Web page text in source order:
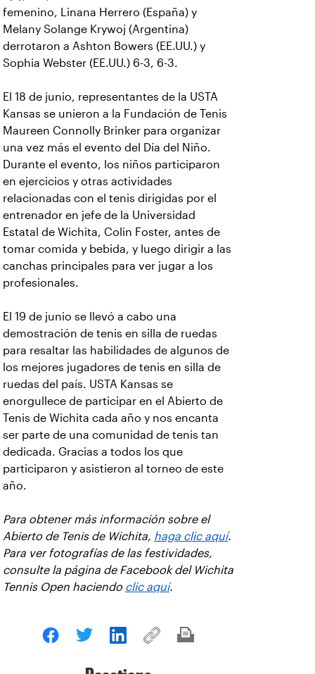
femenino, Linana Herrero (España) y
Melany Solange Krywoj (Argentina)
derrotaron a Ashton Bowers (EE.UU.) y
Sophia Webster (EE.UU.) 6-3, 6-3.
El 18 de junio, representantes de la USTA
Kansas se unieron a la Fundación de Tenis
Maureen Connolly Brinker para organizar
una vez más el evento del Día del Niño.
Durante el evento, los niños participaron
en ejercicios y otras actividades
relacionadas con el tenis dirigidas por el
entrenador en jefe de la Universidad
Estatal de Wichita, Colin Foster, antes de
tomar comida y bebida, y luego dirigir a las
canchas principales para ver jugar a los
profesionales.
El 19 de junio se llevó a cabo una
demostración de tenis en silla de ruedas
para resaltar las habilidades de algunos de
los mejores jugadores de tenis en silla de
ruedas del país. USTA Kansas se
enorgullece de participar en el Abierto de
Tenis de Wichita cada año y nos encanta
ser parte de una comunidad de tenis tan
dedicada. Gracias a todos los que
participaron y asistieron al torneo de este
año.
Para obtener más información sobre el
Abierto de Tenis de Wichita, haga clic aquí.
Para ver fotografías de las festividades,
consulte la página de Facebook del Wichita
Tennis Open haciendo clic aquí.